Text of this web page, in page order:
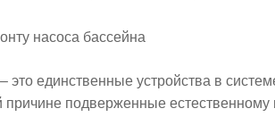
это единственные устройства в
причине подверженные